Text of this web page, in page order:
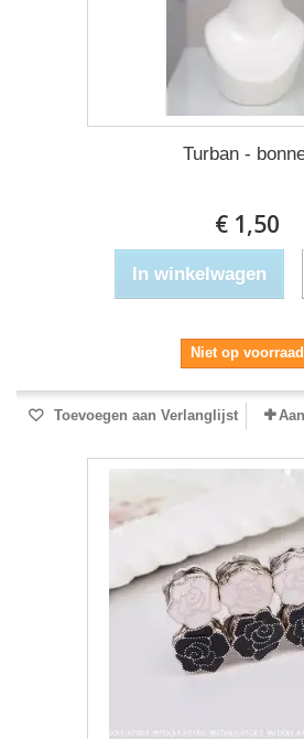
Turban -
€ 1,50
In winkelwagen
Niet op voorraad
Toevoegen aan Verlanglijst